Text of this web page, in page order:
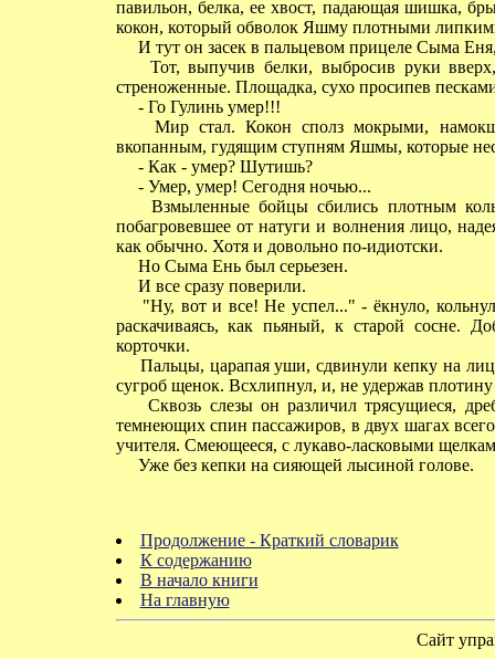
павильон, белка, ее хвост, падающая шишка,
кокон, который обволок Яшму плотными
И тут он засек в пальцевом прицеле Сыма
Тот, выпучив белки, выбросив руки вверх,
стреноженные. Площадка, сухо просипев
- Го Гулинь умер!!!
Мир стал. Кокон сполз мокрыми,
вкопанным, гудящим ступням Яшмы, которые
- Как - умер? Шутишь?
- Умер, умер! Сегодня ночью...
Взмыленные бойцы сбились плотным
побагровевшее от натуги и волнения лицо,
как обычно. Хотя и довольно по-идиотски.
Но Сыма Ень был серьезен.
И все сразу поверили.
"Ну, вот и все! Не успел..." - ёкнуло,
раскачиваясь, как пьяный, к старой сосне.
корточки.
Пальцы, царапая уши, сдвинули кепку на
сугроб щенок. Всхлипнул, и, не удержав плотину
Сквозь слезы он различил трясущиеся,
темнеющих спин пассажиров, в двух шагах
учителя. Смеющееся, с лукаво-ласковыми
Уже без кепки на сияющей лысиной голове.
Продолжение - Краткий словарик
К содержанию
В начало книги
На главную
Сайт